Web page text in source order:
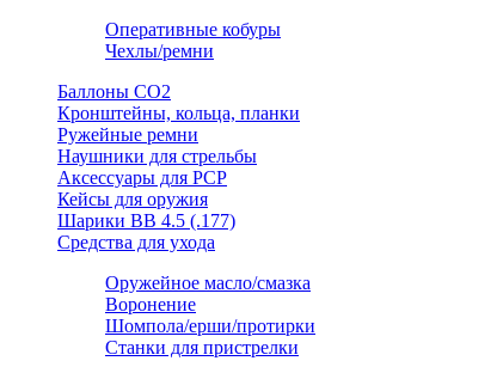
Оперативные кобуры
Чехлы/ремни
Баллоны СО2
Кронштейны, кольца, планки
Ружейные ремни
Наушники для стрельбы
Аксессуары для PCP
Кейсы для оружия
Шарики ВВ 4.5 (.177)
Средства для ухода
Оружейное масло/смазка
Воронение
Шомпола/ерши/протирки
Станки для пристрелки